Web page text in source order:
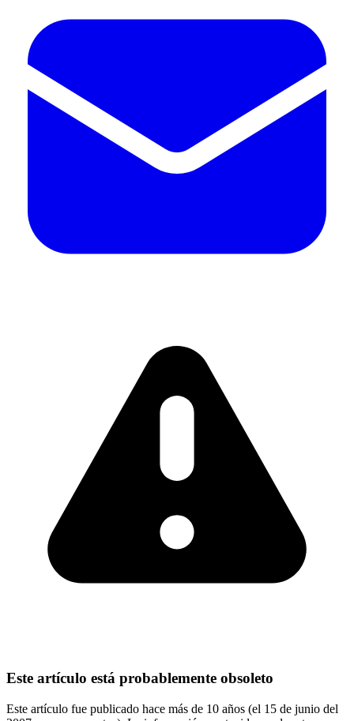
Este artículo está probablemente obsoleto
Este artículo fue publicado hace más de 10 años (el 15 de junio del